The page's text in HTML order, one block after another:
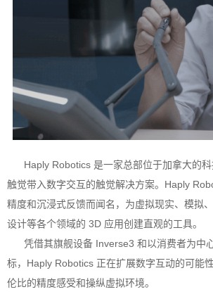
Haply Robotics 是一家总部位于加拿大的科
触觉带入数字交互的触觉解决方案。Haply
精度和沉浸式反馈而闻名，为虚拟现实、模拟
设计等各个领域的 3D 应用创建直观的工具。
凭借其旗舰设备 Inverse3 和以消费者为中
标，Haply Robotics 正在扩展数字互动的可能
伦比的精度感受和操纵虚拟环境。